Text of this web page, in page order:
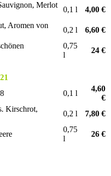
Merlot
0,1 l
4,00 €
Aromen von
0,2 l
6,60 €
0,75
l
24 €
0,1 l
4,60
€
Kirschrot,
0,2 l 7,80 €
0,75
l
26 €